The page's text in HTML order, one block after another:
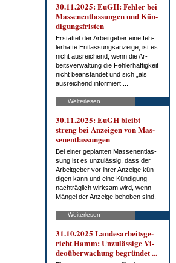
30.11.2025: EuGH: Feh­ler bei
Mas­sen­ent­las­sun­gen und Kün­
di­gungs­fris­ten
Er­stat­tet der Ar­beit­ge­ber ei­ne feh­
ler­haf­te Ent­las­sungs­an­zei­ge, ist es
nicht aus­rei­chend, wenn die Ar­
beits­ver­wal­tung die Feh­ler­haf­tig­keit
nicht be­an­stan­det und sich „als
aus­rei­chend in­for­miert ...
Weiterlesen
30.11.2025: EuGH bleibt
streng bei An­zei­gen von Mas­
sen­ent­las­sun­gen
Bei ei­ner ge­plan­ten Mas­sen­ent­las­
sung ist es un­zu­läs­sig, dass der
Ar­beit­ge­ber vor ih­rer An­zei­ge kün­
di­gen kann und ei­ne Kün­di­gung
nach­träg­lich wirk­sam wird, wenn
Män­gel der An­zei­ge be­ho­ben sind.
Weiterlesen
31.10.2025 Lan­des­ar­beits­ge­
richt Hamm: Un­zu­läs­si­ge Vi­
deo­über­wa­chung be­grün­det ...